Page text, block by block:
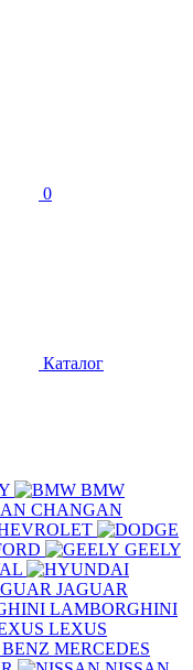
0
Каталог
BMW
CHANGAN
GEELY
JAGUAR
LAMBORGHINI
LEXUS
MERCEDES